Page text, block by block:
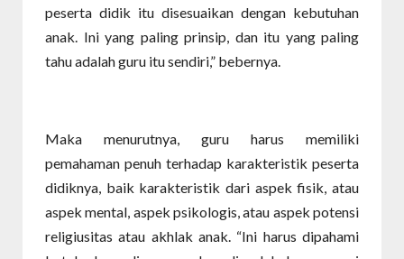
peserta didik itu disesuaikan dengan kebutuhan
anak. Ini yang paling prinsip, dan itu yang paling
tahu adalah guru itu sendiri,” bebernya.
Maka menurutnya, guru harus memiliki
pemahaman penuh terhadap karakteristik peserta
didiknya, baik karakteristik dari aspek fisik, atau
aspek mental, aspek psikologis, atau aspek potensi
religiusitas atau akhlak anak. “Ini harus dipahami